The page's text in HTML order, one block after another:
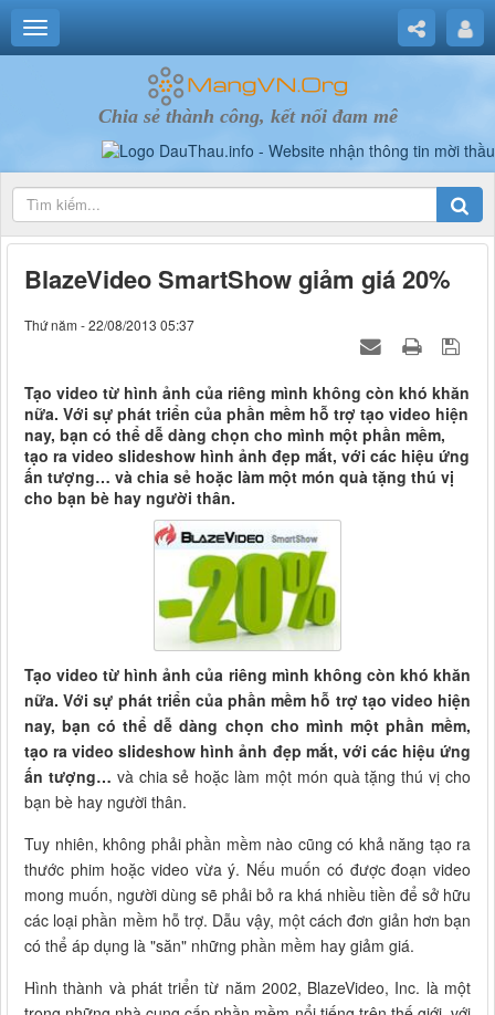
Chia sẻ thành công, kết nối đam mê
BlazeVideo SmartShow giảm giá 20%
Thứ năm - 22/08/2013 05:37
Tạo video từ hình ảnh của riêng mình không còn khó khăn
nữa. Với sự phát triển của phần mềm hỗ trợ tạo video hiện
nay, bạn có thể dễ dàng chọn cho mình một phần mềm,
tạo ra video slideshow hình ảnh đẹp mắt, với các hiệu ứng
ấn tượng… và chia sẻ hoặc làm một món quà tặng thú vị
cho bạn bè hay người thân.
Tạo video từ hình ảnh của riêng mình không còn khó khăn
nữa. Với sự phát triển của phần mềm hỗ trợ tạo video hiện
nay, bạn có thể dễ dàng chọn cho mình một phần mềm,
tạo ra video slideshow hình ảnh đẹp mắt, với các hiệu ứng
ấn tượng… và chia sẻ hoặc làm một món quà tặng thú vị cho
bạn bè hay người thân.
Tuy nhiên, không phải phần mềm nào cũng có khả năng tạo ra
thước phim hoặc video vừa ý. Nếu muốn có được đoạn video
mong muốn, người dùng sẽ phải bỏ ra khá nhiều tiền để sở hữu
các loại phần mềm hỗ trợ. Dẫu vậy, một cách đơn giản hơn bạn
có thể áp dụng là "săn" những phần mềm hay giảm giá.
Hình thành và phát triển từ năm 2002, BlazeVideo, Inc. là một